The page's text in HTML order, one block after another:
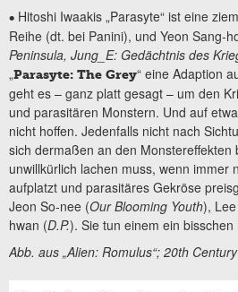
• Hitoshi Iwaakis „Parasyte“ ist eine
Reihe (dt. bei Panini), und Yeon Sang-
Peninsula, Jung_E: Gedächtnis des
„Parasyte: The Grey“ eine Adaption
geht es – ganz platt gesagt – um den
und parasitären Monstern. Und auf
nicht hoffen. Jedenfalls nicht nach
sich dermaßen an den Monstereffekten
unwillkürlich lachen muss, wenn immer
aufplatzt und parasitäres Gekröse
Jeon So-nee (Our Blooming Youth),
hwan (D.P.). Sie tun einem ein bisschen
Abb. aus „Alien: Romulus“; 20th